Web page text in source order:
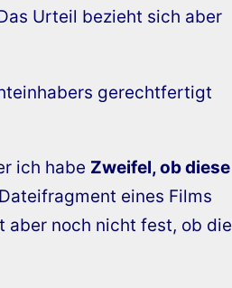
Urteil bezieht sich aber
gerechtfertigt
ich habe Zweifel, ob diese
eines Films
aber noch nicht fest, ob die